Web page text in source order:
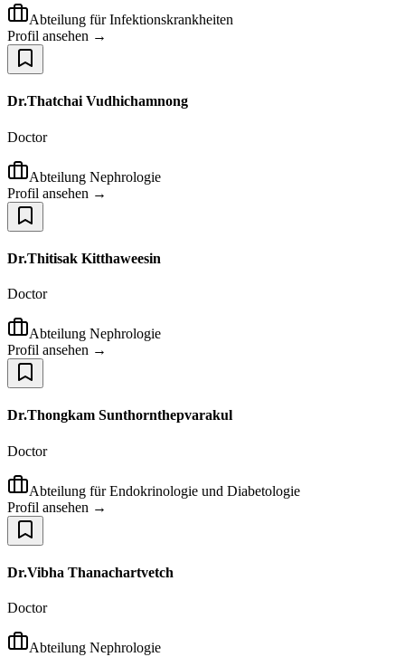
Abteilung für Infektionskrankheiten
Profil ansehen →
Dr.Thatchai Vudhichamnong
Doctor
Abteilung Nephrologie
Profil ansehen →
Dr.Thitisak Kitthaweesin
Doctor
Abteilung Nephrologie
Profil ansehen →
Dr.Thongkam Sunthornthepvarakul
Doctor
Abteilung für Endokrinologie und Diabetologie
Profil ansehen →
Dr.Vibha Thanachartvetch
Doctor
Abteilung Nephrologie